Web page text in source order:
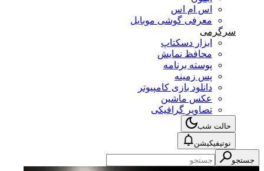
اس ام اس
معرفی گوشی موبایل
سرگرمی
ابزار دسکتاپ
محافظ نمایش
پوسته برنامه
پس زمینه
دانلود بازی کامپیوتر
عکس ماشین
تصاویر گرافیکی
حالت شب
نوتیفیکیشن
جستجو